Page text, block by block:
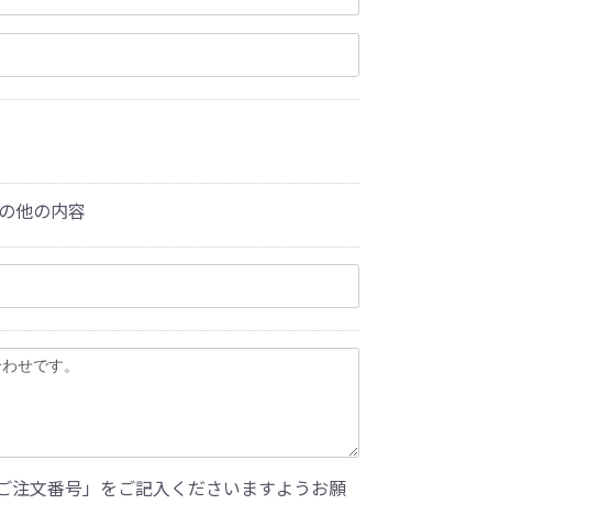
他の内容
注文番号」をご記入くださいますようお願